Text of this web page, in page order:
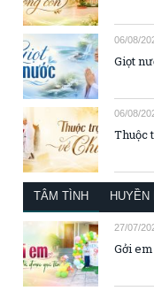
06/08/
Giọt
06/08/
Thuộc
TÂM TÌNH HUYỀN
27/07/
Gởi